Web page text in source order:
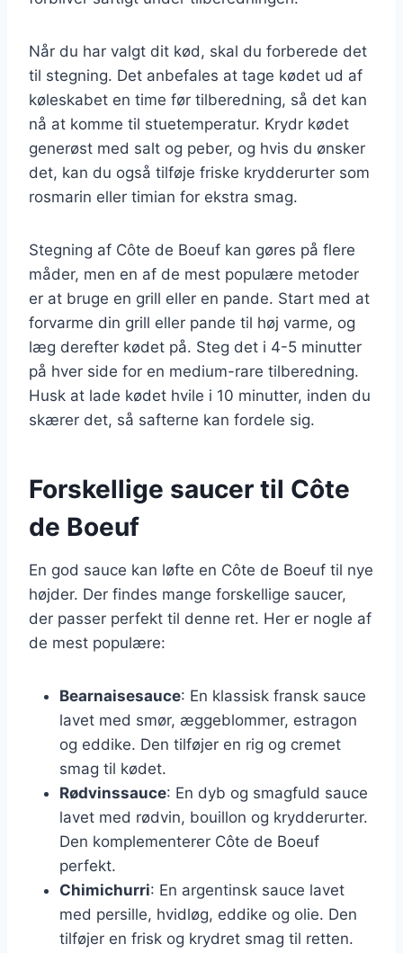
Når du har valgt dit kød, skal du forberede det
til stegning. Det anbefales at tage kødet ud af
køleskabet en time før tilberedning, så det kan
nå at komme til stuetemperatur. Krydr kødet
generøst med salt og peber, og hvis du ønsker
det, kan du også tilføje friske krydderurter som
rosmarin eller timian for ekstra smag.
Stegning af Côte de Boeuf kan gøres på flere
måder, men en af de mest populære metoder
er at bruge en grill eller en pande. Start med at
forvarme din grill eller pande til høj varme, og
læg derefter kødet på. Steg det i 4-5 minutter
på hver side for en medium-rare tilberedning.
Husk at lade kødet hvile i 10 minutter, inden du
skærer det, så safterne kan fordele sig.
Forskellige saucer til Côte
de Boeuf
En god sauce kan løfte en Côte de Boeuf til nye
højder. Der findes mange forskellige saucer,
der passer perfekt til denne ret. Her er nogle af
de mest populære:
Bearnaisesauce: En klassisk fransk sauce
lavet med smør, æggeblommer, estragon
og eddike. Den tilføjer en rig og cremet
smag til kødet.
Rødvinssauce: En dyb og smagfuld sauce
lavet med rødvin, bouillon og krydderurter.
Den komplementerer Côte de Boeuf
perfekt.
Chimichurri: En argentinsk sauce lavet
med persille, hvidløg, eddike og olie. Den
tilføjer en frisk og krydret smag til retten.